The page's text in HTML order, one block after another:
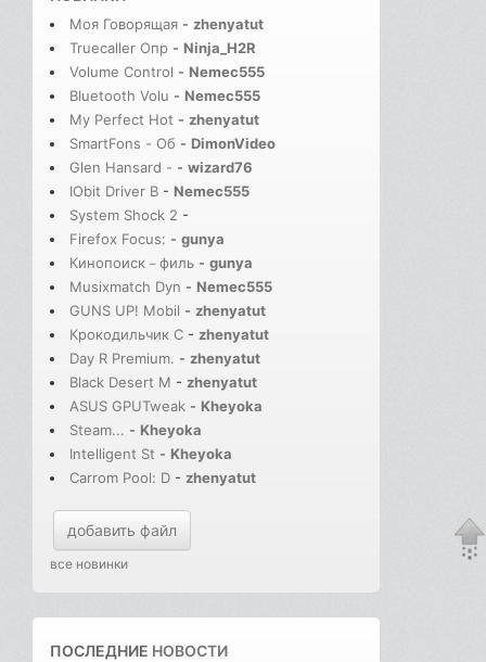
Моя Говорящая - zhenyatut
Truecaller Опр - Ninja_H2R
Volume Control - Nemec555
Bluetooth Volu - Nemec555
My Perfect Hot - zhenyatut
SmartFons - Об - DimonVideo
Glen Hansard - - wizard76
IObit Driver B - Nemec555
System Shock 2 -
Firefox Focus: - gunya
Кинопоиск－филь - gunya
Musixmatch Dyn - Nemec555
GUNS UP! Mobil - zhenyatut
Крокодильчик С - zhenyatut
Day R Premium. - zhenyatut
Black Desert M - zhenyatut
ASUS GPUTweak - Kheyoka
Steam... - Kheyoka
Intelligent St - Kheyoka
Carrom Pool: D - zhenyatut
добавить файл
все новинки
ПОСЛЕДНИЕ НОВОСТИ